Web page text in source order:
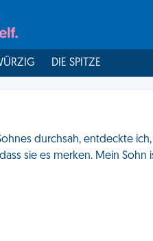
DIE SPITZE
durchsah, entdeckte
sie es merken. Mein Sohn